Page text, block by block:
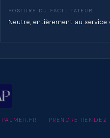
POSTURE DU FACILITATEUR
Neutre, entièrement au service
| PRENDRE